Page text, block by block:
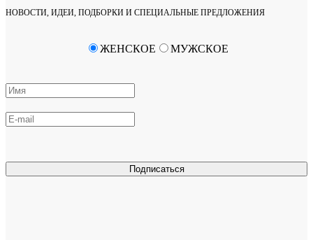
НОВОСТИ, ИДЕИ, ПОДБОРКИ И СПЕЦИАЛЬНЫЕ ПРЕДЛОЖЕНИЯ
Подписаться
ЖЕНСКОЕ МУЖСКОЕ